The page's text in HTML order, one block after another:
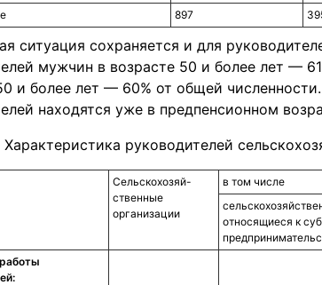
897
ситуация сохраняется и для
мужчин в возрасте 50 и более лет —
и более лет — 60% от общей
находятся уже в предпенсионном
Характеристика руководителей
Сельскохозяй-
ственные
организации
в том числе
относящиеся к